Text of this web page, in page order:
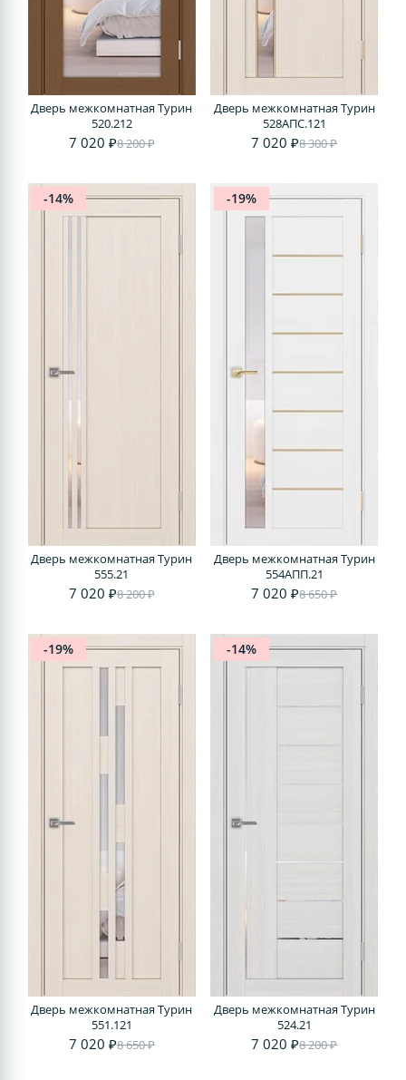
Дверь межкомнатная Турин
520.212
7 020 ₽8 200 ₽
Дверь межкомнатная Турин
528AПС.121
7 020 ₽8 300 ₽
-14%
Дверь межкомнатная Турин
555.21
7 020 ₽8 200 ₽
-19%
Дверь межкомнатная Турин
554АПП.21
7 020 ₽8 650 ₽
-19%
Дверь межкомнатная Турин
551.121
7 020 ₽8 650 ₽
-14%
Дверь межкомнатная Турин
524.21
7 020 ₽8 200 ₽